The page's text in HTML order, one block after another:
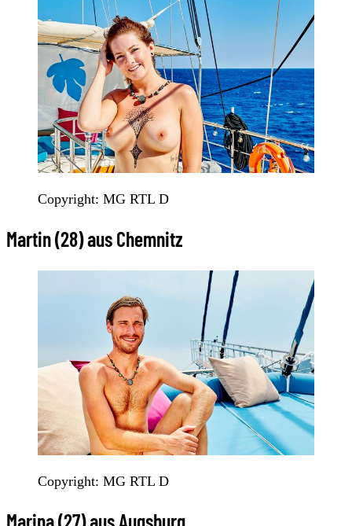
Copyright: MG RTL D
Martin (28) aus Chemnitz
Copyright: MG RTL D
Marina (27) aus Augsburg